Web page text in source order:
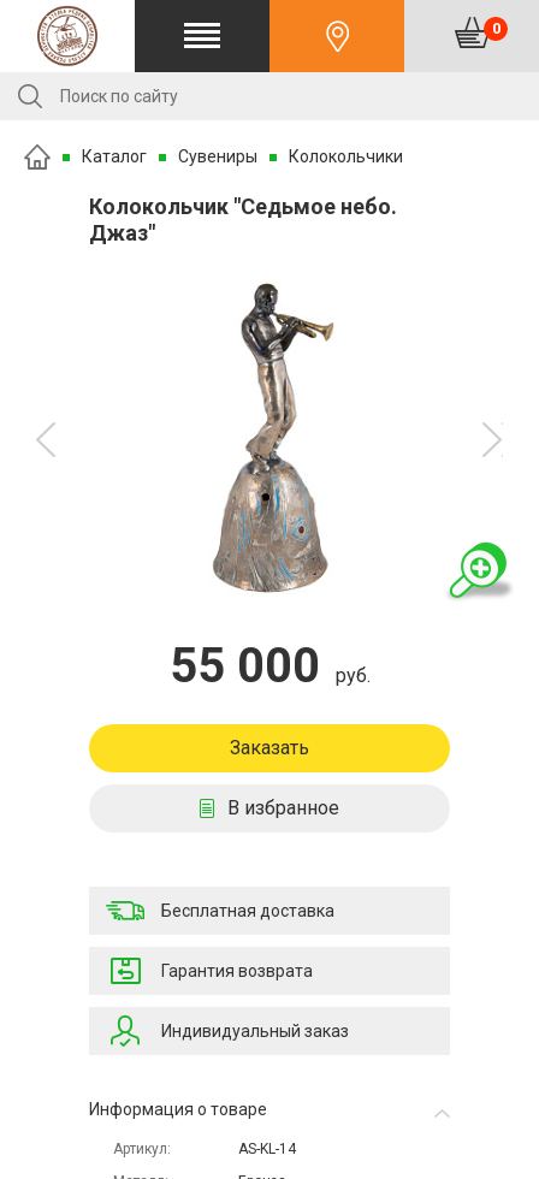
0
Каталог Сувениры Колокольчики
Колокольчик "Седьмое небо.
Джаз"
55 000 руб.
Заказать
В избранное
Бесплатная доставка
Гарантия возврата
Индивидуальный заказ
Информация о товаре
Артикул
AS-KL-14